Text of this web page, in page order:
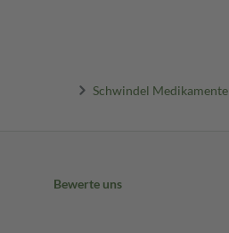
Schwindel Medikamente
Bewerte uns